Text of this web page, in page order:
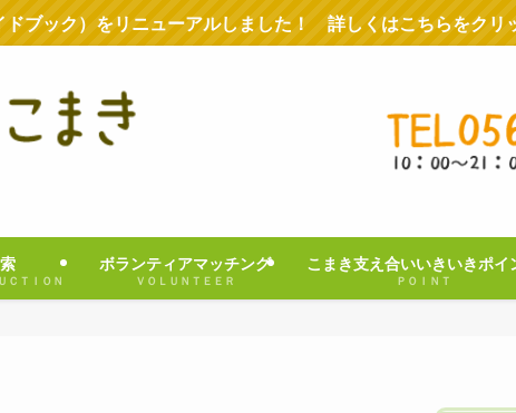
ブック）をリニューアルしました！ 詳しくはこちらをクリ
ＣＴＩＯＮ
ボランティアマッチング
ＶＯＬＵＮＴＥＥＲ
こまき支え合いいきいきポイ
ＰＯＩＮＴ